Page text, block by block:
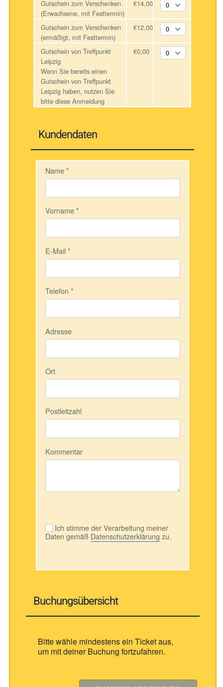
Gutschein zum Verschenken
(Erwachsene, mit Festtermin)
€14,00
Gutschein zum Verschenken
(ermäßigt, mit Festtermin)
€12,00
Gutschein von Treffpunkt
Leipzig
Wenn Sie bereits einen
Gutschein von Treffpunkt
Leipzig haben, nutzen Sie
bitte diese Anmeldung
€0,00
Kundendaten
Name*
Vorname*
E-Mail*
Telefon *
Adresse
Ort
Postleitzahl
Kommentar
Ich stimme der Verarbeitung meiner
Daten gemäß Datenschutzerklärung zu.
Buchungsübersicht
Bitte wähle mindestens ein Ticket aus,
um mit deiner Buchung fortzufahren.